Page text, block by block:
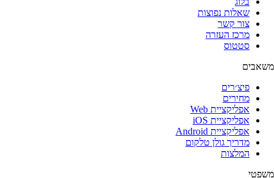
שאלות נפוצות
צור קשר
מרכז העזרה
סטטוס
משאבים
פיצ׳רים
מחירים
אפליקציית Web
אפליקציית iOS
אפליקציית Android
מדריך גולן טלקום
המלצות
משפטי